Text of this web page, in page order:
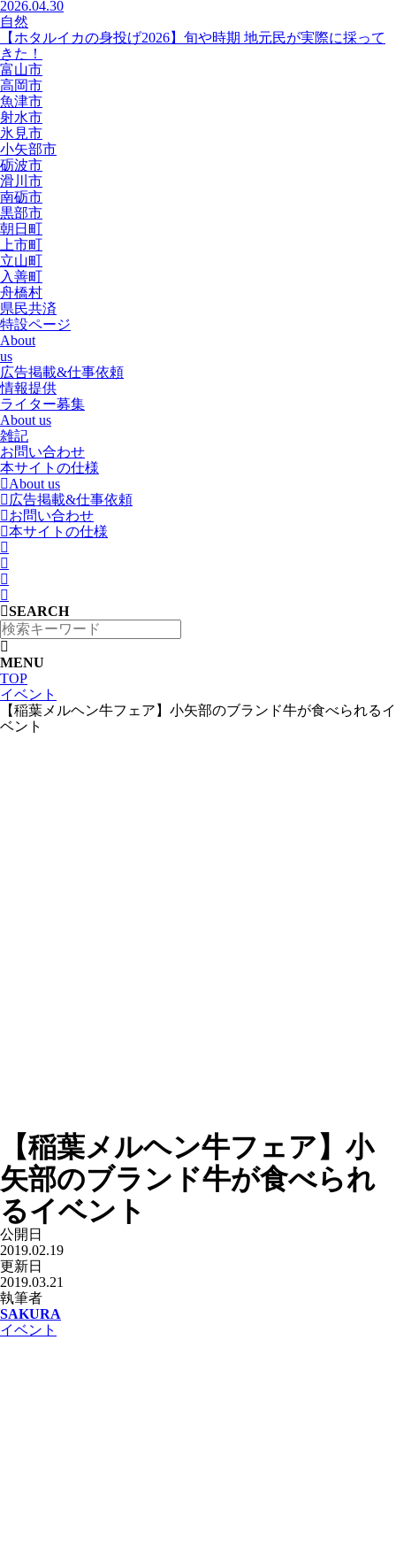
2026.04.30
自然
【ホタルイカの身投げ2026】旬や時期 地元民が実際に採って
きた！
富山市
高岡市
魚津市
射水市
氷見市
小矢部市
砺波市
滑川市
南砺市
黒部市
朝日町
上市町
立山町
入善町
舟橋村
県民共済
特設ページ
About
us
広告掲載&仕事依頼
情報提供
ライター募集
About us
雑記
お問い合わせ
本サイトの仕様
About us
広告掲載&仕事依頼
お問い合わせ
本サイトの仕様
SEARCH
MENU
TOP
イベント
【稲葉メルヘン牛フェア】小矢部のブランド牛が食べられるイ
ベント
【稲葉メルヘン牛フェア】小
矢部のブランド牛が食べられ
るイベント
公開日
2019.02.19
更新日
2019.03.21
執筆者
SAKURA
イベント